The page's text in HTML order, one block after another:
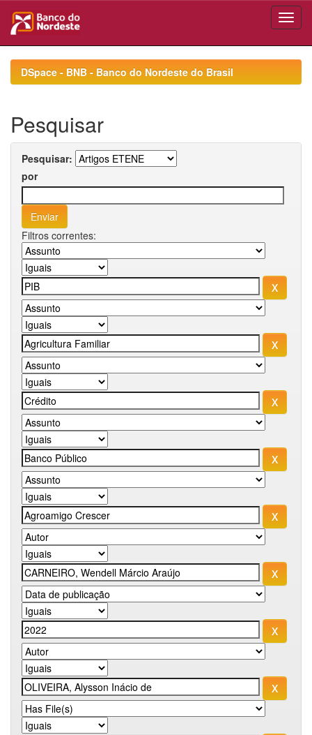
navigationDSpace - BNB - Banco do Nordeste do Brasil
Pesquisar
Pesquisar:
por
Filtros correntes: